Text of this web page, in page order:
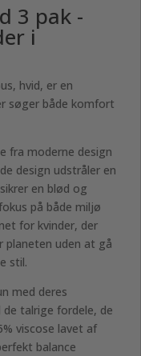
3 pak -
i
hvid, er en
søger både komfort
fra moderne design
design udstråler en
en blød og
på både miljø
for kvinder, der
planeten uden at gå
stil.
med deres
talrige fordele, de
viscose lavet af
balance